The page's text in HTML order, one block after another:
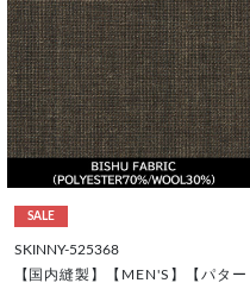
SALE
SKINNY-525368
【国内縫製】【MEN'S】【パター